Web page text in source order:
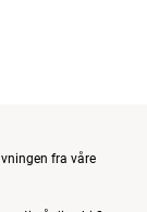
fra våre